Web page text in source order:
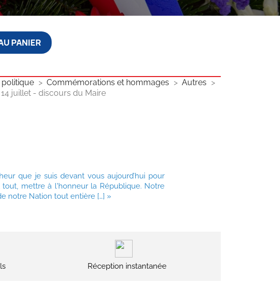
PANIER
politique Commémorations et hommages
Autres
14 juillet - discours du Maire
que je suis devant vous aujourd’hui pour
mettre à l'honneur la République. Notre
notre Nation tout entière […] »
Réception instantanée